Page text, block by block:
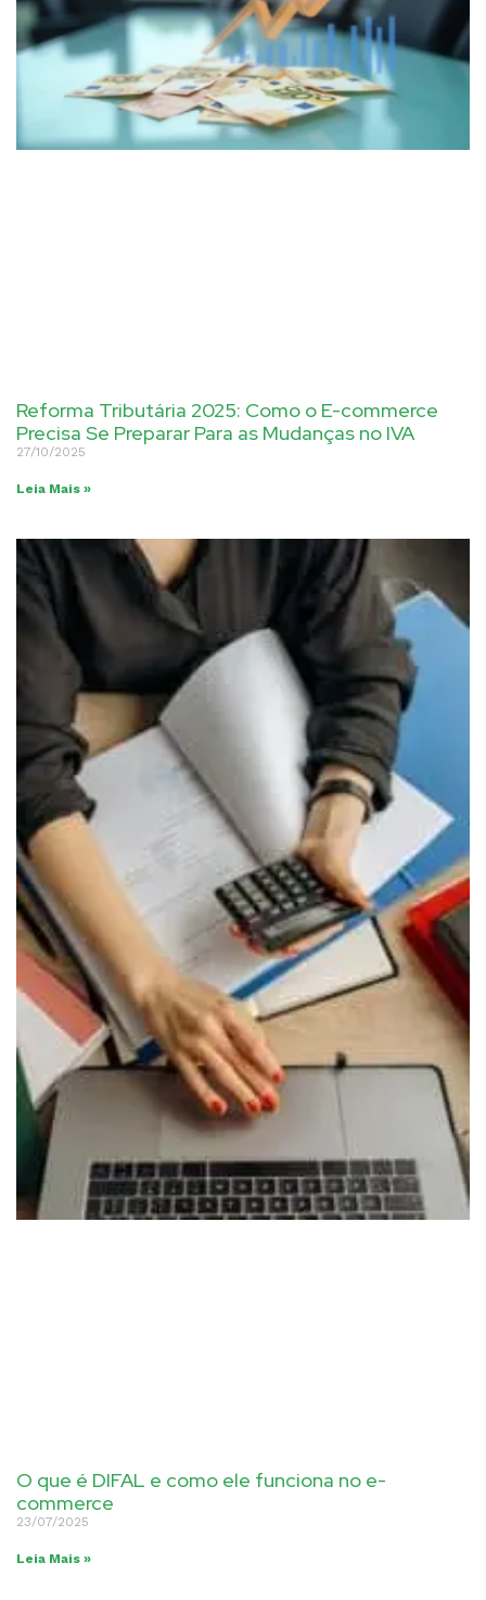
Reforma Tributária 2025: Como o E-commerce
Precisa Se Preparar Para as Mudanças no IVA
27/10/2025
Leia Mais »
O que é DIFAL e como ele funciona no e-
commerce
23/07/2025
Leia Mais »